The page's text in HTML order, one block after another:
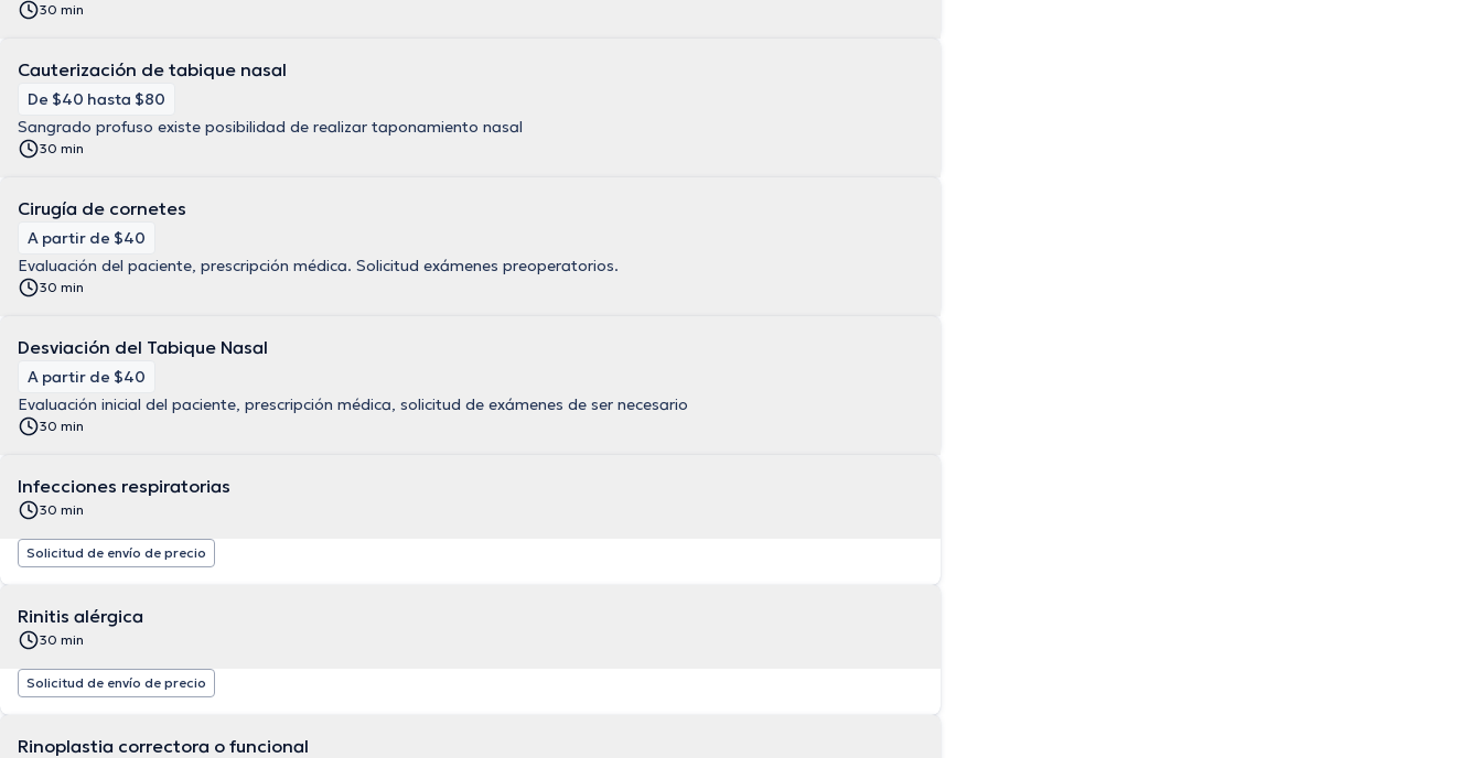
30 min
Cauterización de tabique nasal
De $40 hasta $80
Sangrado profuso existe posibilidad de realizar taponamiento nasal
30 min
Cirugía de cornetes
A partir de $40
Evaluación del paciente, prescripción médica. Solicitud exámenes preoperatorios.
30 min
Desviación del Tabique Nasal
A partir de $40
Evaluación inicial del paciente, prescripción médica, solicitud de exámenes de ser necesario
30 min
Infecciones respiratorias
30 min
Solicitud de envío de precio
Rinitis alérgica
30 min
Solicitud de envío de precio
Rinoplastia correctora o funcional